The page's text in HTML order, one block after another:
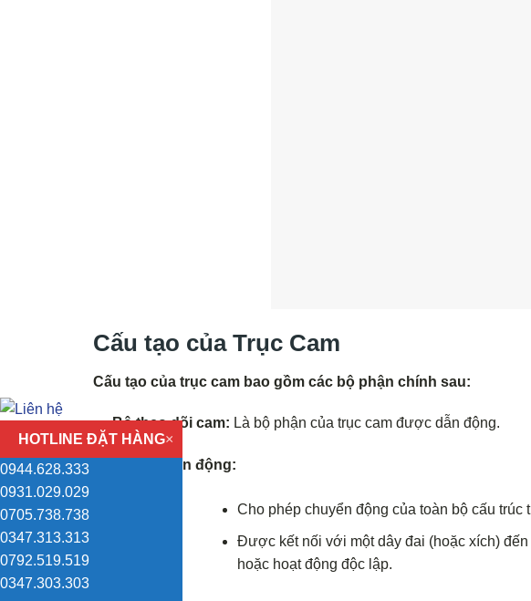
Cấu tạo của Trục Cam
Cấu tạo của trục cam bao gồm các bộ phận chính sau:
Bộ theo dõi cam: Là bộ phận của trục cam được dẫn động.
Trục truyền động:
Cho phép chuyển động của toàn bộ cấu trúc
Được kết nối với một dây đai (hoặc xích)
hoặc hoạt động độc lập.
HOTLINE ĐẶT HÀNG×
0944.628.333
0931.029.029
0705.738.738
0347.313.313
0792.519.519
0347.303.303